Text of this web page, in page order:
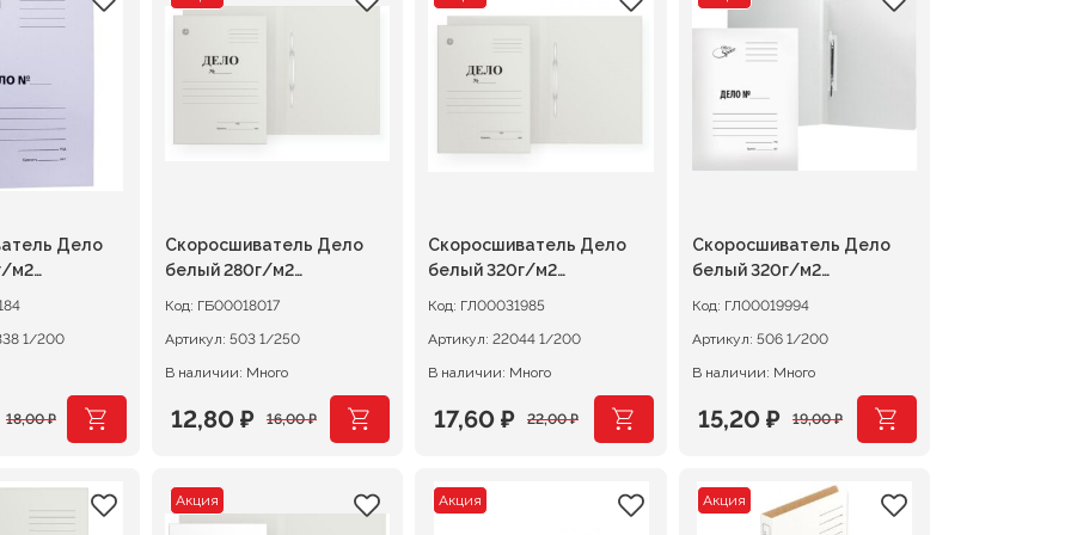
14,00 ₽.
18,00 ₽.
21,00 ₽.
Дело
м2
225338 1/200
18,00₽
Скоросшиватель Дело
белый 280г/м2
Код: ГБ00018017
Артикул:
503 1/250
В наличии: Много
16,00₽
Первоначальная
составляла
12,80 ₽
Текущая
12,80 ₽.
Скоросшиватель Дело
белый 320г/м2
Код: ГЛ00031985
Артикул:
22044 1/200
В наличии: Много
22,00₽
Первоначальная
составляла
17,60 ₽
Текущая
17,60 ₽.
Скоросшиватель Дело
белый 320г/м2
Код: ГЛ00019994
Артикул:
506 1/200
В наличии: Много
19,00₽
Первоначальная
составляла
15,20 ₽
Текущая
15,20 ₽.
Акция Акция Акция